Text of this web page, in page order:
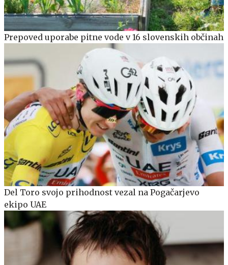
Prepoved uporabe pitne vode v 16 slovenskih občinah
Del Toro svojo prihodnost vezal na Pogačarjevo
ekipo UAE